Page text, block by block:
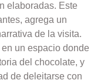
elaboradas. Este
agrega un
de la visita.
un espacio donde
del chocolate, y
de deleitarse con